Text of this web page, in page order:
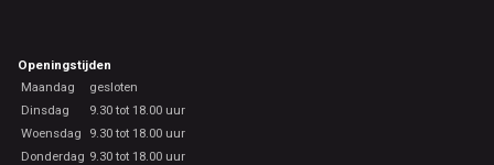
Openingstijden
Maandag
gesloten
Dinsdag
9.30 tot 18.00 uur
Woensdag
9.30 tot 18.00 uur
Donderdag 9.30 tot 18.00 uur